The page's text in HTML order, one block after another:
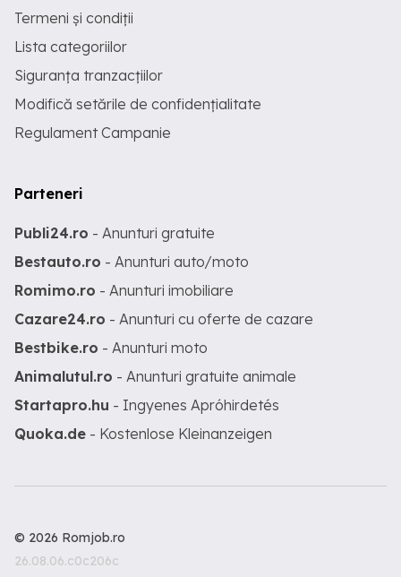
Termeni și condiții
Lista categoriilor
Siguranța tranzacțiilor
Modifică setările de confidențialitate
Regulament Campanie
Parteneri
Publi24.ro - Anunturi gratuite
Bestauto.ro - Anunturi auto/moto
Romimo.ro - Anunturi imobiliare
Cazare24.ro - Anunturi cu oferte de cazare
Bestbike.ro - Anunturi moto
Animalutul.ro - Anunturi gratuite animale
Startapro.hu - Ingyenes Apróhirdetés
Quoka.de - Kostenlose Kleinanzeigen
© 2026 Romjob.ro
26.08.06.c0c206c